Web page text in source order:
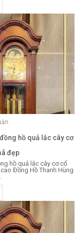
hồ quả lắc cây cơ
đẹp
hồ quả lắc cây cơ cổ
Đồng Hồ Thanh Hùng